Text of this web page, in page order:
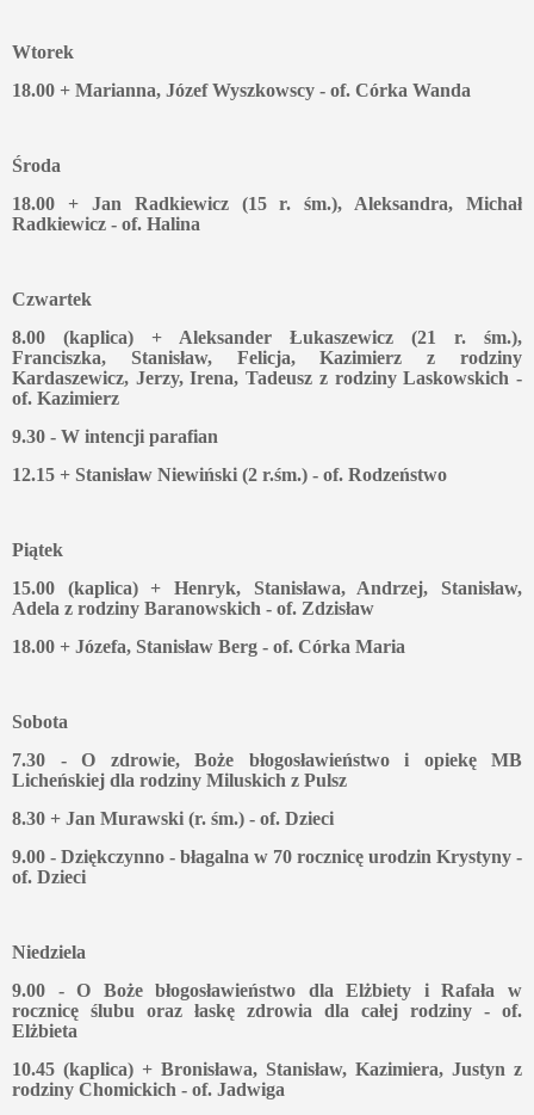
Wtorek
18.00 + Marianna, Józef Wyszkowscy - of. Córka Wanda
Środa
18.00 + Jan Radkiewicz (15 r. śm.), Aleksandra, Michał
Radkiewicz - of. Halina
Czwartek
8.00 (kaplica) + Aleksander Łukaszewicz (21 r. śm.),
Franciszka, Stanisław, Felicja, Kazimierz z rodziny
Kardaszewicz, Jerzy, Irena, Tadeusz z rodziny Laskowskich -
of. Kazimierz
9.30 - W intencji parafian
12.15 + Stanisław Niewiński (2 r.śm.) - of. Rodzeństwo
Piątek
15.00 (kaplica) + Henryk, Stanisława, Andrzej, Stanisław,
Adela z rodziny Baranowskich - of. Zdzisław
18.00 + Józefa, Stanisław Berg - of. Córka Maria
Sobota
7.30 - O zdrowie, Boże błogosławieństwo i opiekę MB
Licheńskiej dla rodziny Miluskich z Pulsz
8.30 + Jan Murawski (r. śm.) - of. Dzieci
9.00 - Dziękczynno - błagalna w 70 rocznicę urodzin Krystyny -
of. Dzieci
Niedziela
9.00 - O Boże błogosławieństwo dla Elżbiety i Rafała w
rocznicę ślubu oraz łaskę zdrowia dla całej rodziny - of.
Elżbieta
10.45 (kaplica) + Bronisława, Stanisław, Kazimiera, Justyn z
rodziny Chomickich - of. Jadwiga